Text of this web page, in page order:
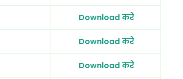
Download करे
Download करे
Download करे